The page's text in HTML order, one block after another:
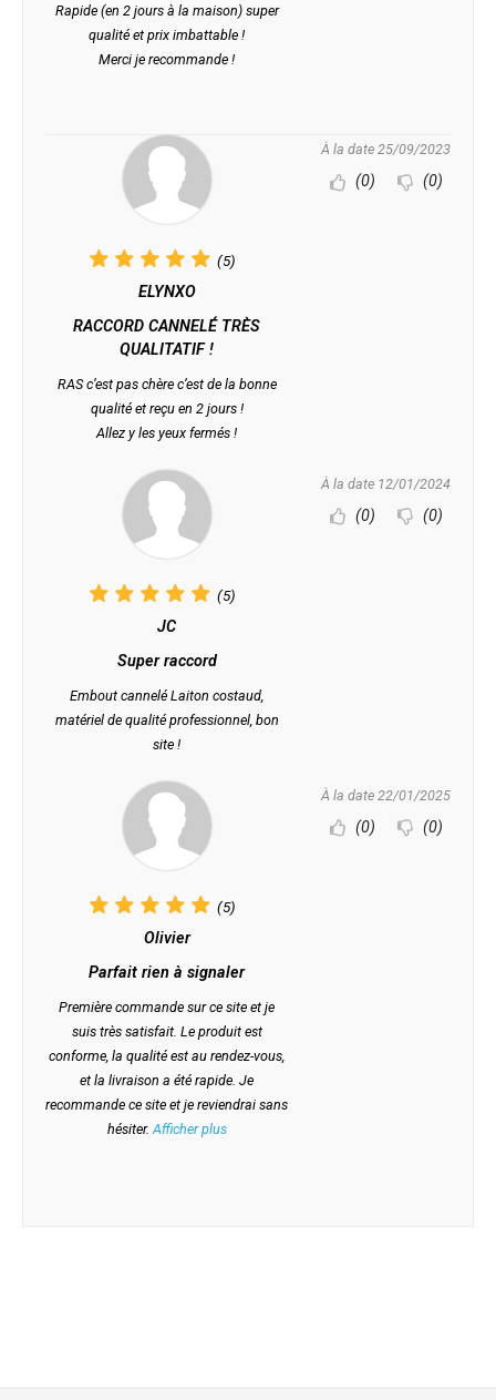
Rapide (en 2 jours à la maison) super
qualité et prix imbattable !
Merci je recommande !
(5)
ELYNXO
RACCORD CANNELÉ TRÈS
QUALITATIF !
RAS c’est pas chère c’est de la bonne
qualité et reçu en 2 jours !
Allez y les yeux fermés !
À la date 25/09/2023
(0) (0)
(5)
JC
Super raccord
Embout cannelé Laiton costaud,
matériel de qualité professionnel, bon
site !
À la date 12/01/2024
(0) (0)
(5)
Olivier
Parfait rien à signaler
Première commande sur ce site et je
suis très satisfait. Le produit est
conforme, la qualité est au rendez-vous,
et la livraison a été rapide. Je
recommande ce site et je reviendrai sans
hésiter. Afficher plus
À la date 22/01/2025
(0) (0)